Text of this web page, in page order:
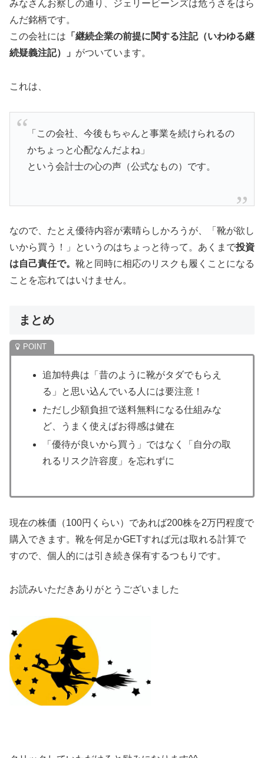
みなさんお察しの通り、ジェリービーンズは危うさをはら
んだ銘柄です。
この会社には 「継続企業の前提に関する注記（いわゆる継
続疑義注記）」 がついています。
これは、
「この会社、今後もちゃんと事業を続けられるの
かちょっと心配なんだよね」
という会計士の心の声（公式なもの）です。
なので、たとえ優待内容が素晴らしかろうが、「靴が欲し
いから買う！」というのはちょっと待って。あくまで投資
は自己責任で。 靴と同時に相応のリスクも履くことになる
ことを忘れてはいけません。
まとめ
追加特典は「昔のように靴がタダでもらえ
る」と思い込んでいる人には要注意！
ただし少額負担で送料無料になる仕組みな
ど、うまく使えばお得感は健在
「優待が良いから買う」ではなく「自分の取
れるリスク許容度」を忘れずに
現在の株価（100円くらい）であれば200株を2万円程度で
購入できます。靴を何足かGETすれば元は取れる計算で
すので、個人的には引き続き保有するつもりです。
お読みいただきありがとうございました